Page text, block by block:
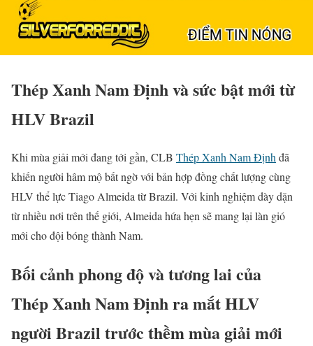
Thép Xanh Nam Định và sức bật mới từ
HLV Brazil
Khi mùa giải mới đang tới gần, CLB Thép Xanh Nam Địnhđã
khiến người hâm mộ bất ngờ với bản hợp đồng chất lượng cùng
HLV thể lực Tiago Almeida từ Brazil. Với kinh nghiệm dày dặn
từ nhiều nơi trên thế giới, Almeida hứa hẹn sẽ mang lại làn gió
mới cho đội bóng thành Nam.
Bối cảnh phong độ và tương lai của
Thép Xanh Nam Định ra mắt HLV
người Brazil trước thềm mùa giải mới